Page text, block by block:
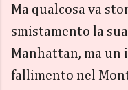
Ma qualcosa va
smistamento la
Manhattan, ma un
fallimento nel